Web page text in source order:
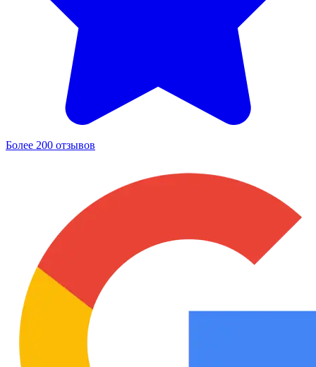
Более 200 отзывов